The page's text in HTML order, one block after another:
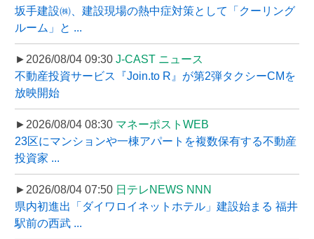
坂手建設㈱、建設現場の熱中症対策として「クーリング
ルーム」と ...
►2026/08/04 09:30 J-CAST ニュース
不動産投資サービス『Join.to R』が第2弾タクシーCMを
放映開始
►2026/08/04 08:30 マネーポストWEB
23区にマンションや一棟アパートを複数保有する不動産
投資家 ...
►2026/08/04 07:50 日テレNEWS NNN
県内初進出「ダイワロイネットホテル」建設始まる 福井
駅前の西武 ...